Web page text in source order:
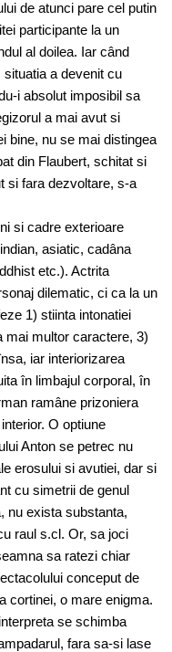
de atunci pare cel putin
participante la un
al doilea. Iar când
a devenit cu
i absolut imposibil sa
a mai avut si
bine, nu se mai distingea
din Flaubert, schitat si
si fara dezvoltare, s-a
si cadre exterioare
asiatic, cadâna
etc.). Actrita
dilematic, ci ca la un
1) stiinta intonatiei
mai multor caractere, 3)
iar interiorizarea
în limbajul corporal, în
ramâne prizoniera
O optiune
Anton se petrec nu
erosului si avutiei, dar si
cu simetrii de genul
nu exista substanta,
raul s.cl. Or, sa joci
sa ratezi chiar
conceput de
cortinei, o mare enigma.
se schimba
fara sa-si lase